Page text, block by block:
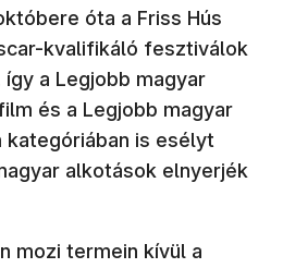
óta a Friss Hús
kvalifikáló fesztiválok
a Legjobb magyar
és a Legjobb magyar
kategóriában is esélyt
alkotások elnyerjék
mozi termein kívül a